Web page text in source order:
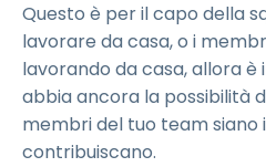
Questo è per il capo della
lavorare da casa, o i
lavorando da casa, allora
abbia ancora la possibilità
membri del tuo team siano
contribuiscano.